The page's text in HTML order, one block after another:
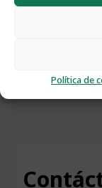
Política de
Tipo de
Tipo de